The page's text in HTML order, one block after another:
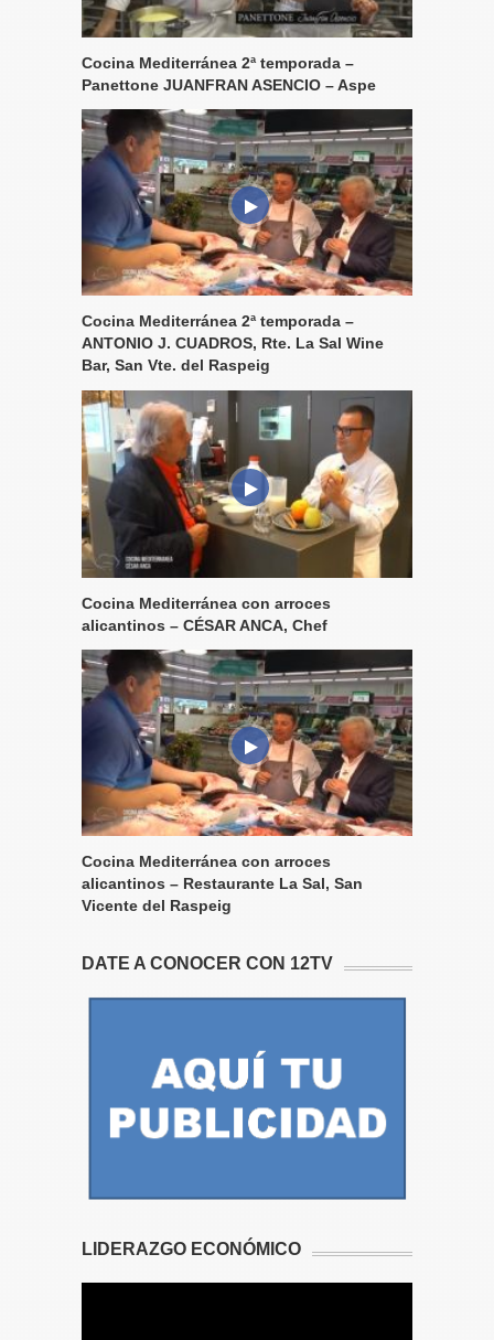
Cocina Mediterránea 2ª temporada –
Panettone JUANFRAN ASENCIO – Aspe
Cocina Mediterránea 2ª temporada –
ANTONIO J. CUADROS, Rte. La Sal Wine
Bar, San Vte. del Raspeig
Cocina Mediterránea con arroces
alicantinos – CÉSAR ANCA, Chef
Cocina Mediterránea con arroces
alicantinos – Restaurante La Sal, San
Vicente del Raspeig
DATE A CONOCER CON 12TV
LIDERAZGO ECONÓMICO